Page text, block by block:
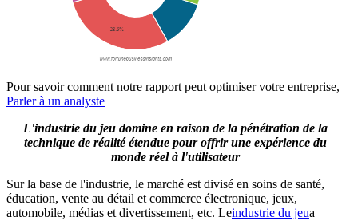
Pour savoir comment notre rapport peut optimiser votre entreprise,
Parler à un analyste
L'industrie du jeu domine en raison de la pénétration de la
technique de réalité étendue pour offrir une expérience du
monde réel à l'utilisateur
Sur la base de l'industrie, le marché est divisé en soins de santé,
éducation, vente au détail et commerce électronique, jeux,
automobile, médias et divertissement, etc. Leindustrie du jeua